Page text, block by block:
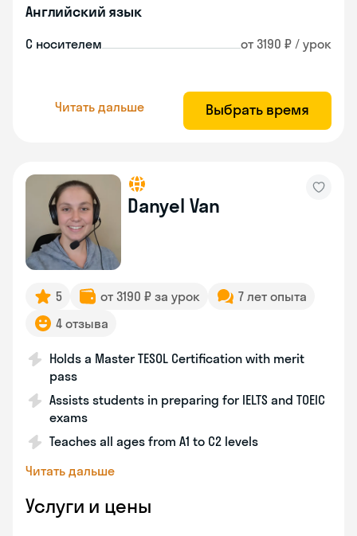
Английский язык
С носителем от 3190 ₽ / урок
Читать дальше Выбрать время
Danyel Van
5 от 3190 ₽ за урок
7 лет опыта
4 отзыва
Holds a Master TESOL Certification with merit
pass
Assists students in preparing for IELTS and TOEIC
exams
Teaches all ages from A1 to C2 levels
Читать дальше
Услуги и цены